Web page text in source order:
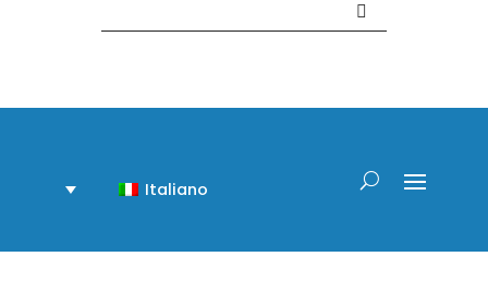
Italiano